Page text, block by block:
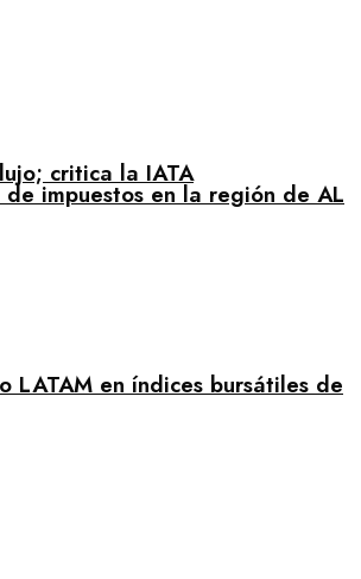
critica la IATA
impuestos en la región de AL
LATAM en índices bursátiles de